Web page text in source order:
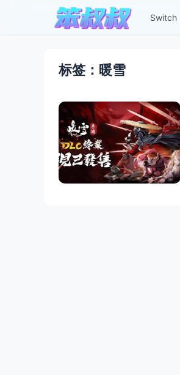
Switch
标签：暖雪